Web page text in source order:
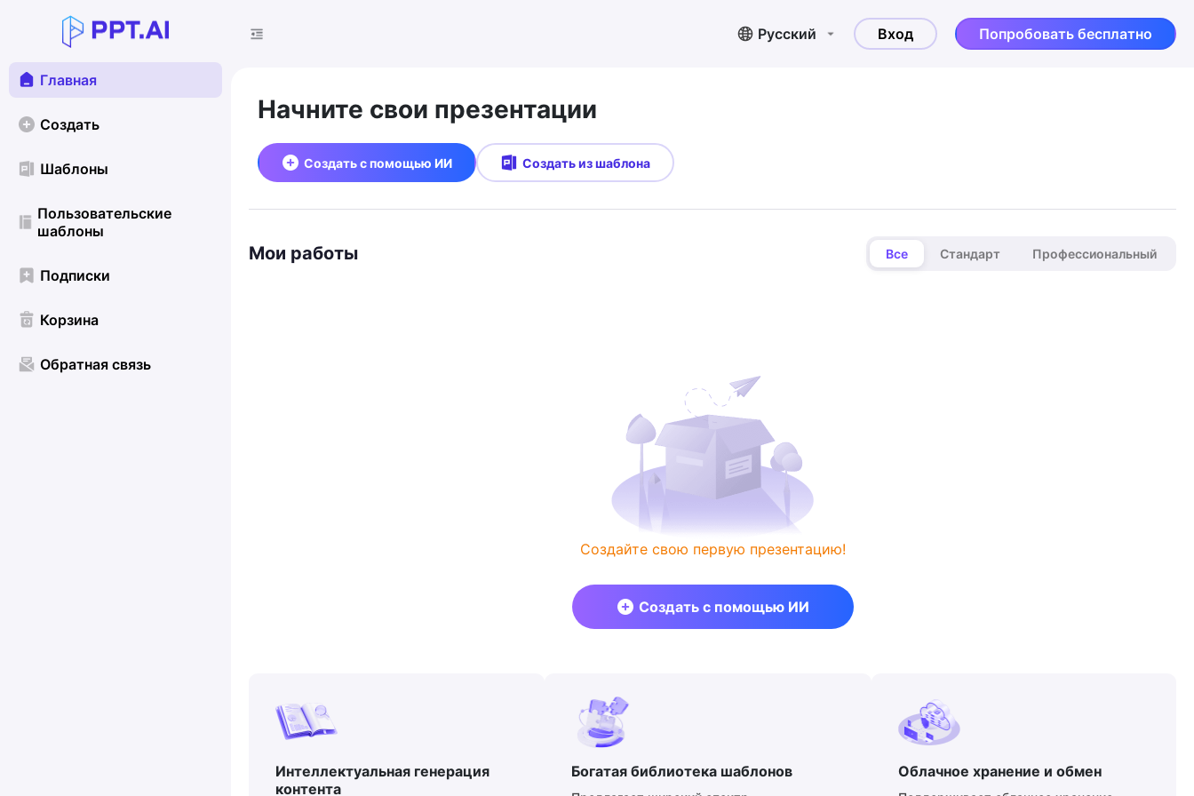
Главная
Создать
Шаблоны
Пользовательские
шаблоны
Подписки
Корзина
Обратная связь
Русский Вход Попробовать бесплатно
Начните свои презентации
Создать с помощью ИИ Создать из шаблона
Мои работы Все Стандарт Профессиональный
Создайте свою первую презентацию!
Создать с помощью ИИ
Интеллектуальная генерация
контента
Богатая библиотека шаблонов Облачное хранение и обмен